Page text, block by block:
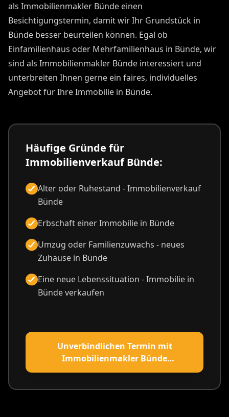
als Immobilienmakler Bünde einen
Besichtigungstermin, damit wir Ihr Grundstück in
Bünde besser beurteilen können. Egal ob
Einfamilienhaus oder Mehrfamilienhaus in Bünde, wir
sind als Immobilienmakler Bünde interessiert und
unterbreiten Ihnen gerne ein faires, individuelles
Angebot für Ihre Immobilie in Bünde.
Häufige Gründe für
Immobilienverkauf Bünde:
Alter oder Ruhestand - Immobilienverkauf
Bünde
Erbschaft einer Immobilie in Bünde
Umzug oder Familienzuwachs - neues
Zuhause in Bünde
Eine neue Lebenssituation - Immobilie in
Bünde verkaufen
Unverbindlichen Termin mit
Immobilienmakler Bünde
vereinbaren